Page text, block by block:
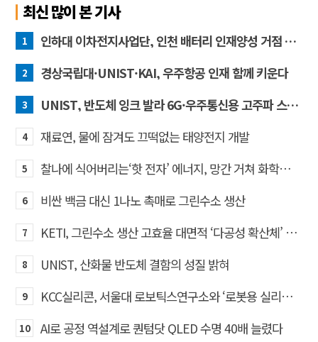
최신 많이 본 기사
1 인하대 이차전지사업단, 인천 배터리 인재양성 거점 역할 강화
2 경상국립대·UNIST·KAI, 우주항공 인재 함께 키운다
3 UNIST, 반도체 잉크 발라 6G·우주통신용 고주파 스위치 만든다
4 재료연, 물에 잠겨도 끄떡없는 태양전지 개발
5 찰나에 식어버리는‘핫 전자’ 에너지, 망간 거쳐 화학반응에 쓴다
6 비싼 백금 대신 1나노 촉매로 그린수소 생산
7 KETI, 그린수소 생산 고효율 대면적 ‘다공성 확산체’ 개발
8 UNIST, 산화물 반도체 결함의 성질 밝혀
9 KCC실리콘, 서울대 로보틱스연구소와 ‘로봇용 실리콘 소재’ 기술교류
10 AI로 공정 역설계로 퀀텀닷 QLED 수명 40배 늘렸다